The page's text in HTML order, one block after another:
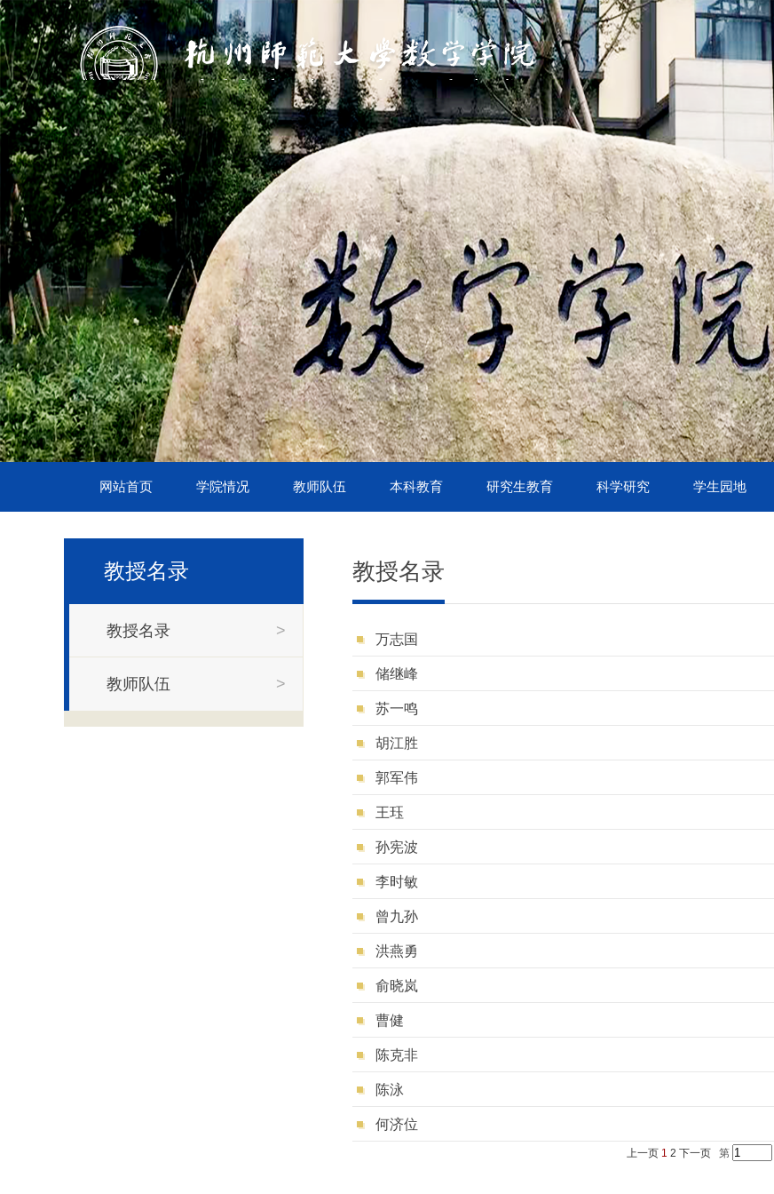
网站首页 学院情况 教师队伍 本科教育 研究生教育 科学研究 学生园地
教授名录
教授名录 >
教师队伍 >
教授名录
万志国
储继峰
苏一鸣
胡江胜
郭军伟
王珏
孙宪波
李时敏
曾九孙
洪燕勇
俞晓岚
曹健
陈克非
陈泳
何济位
上一页 1 2 下一页 第